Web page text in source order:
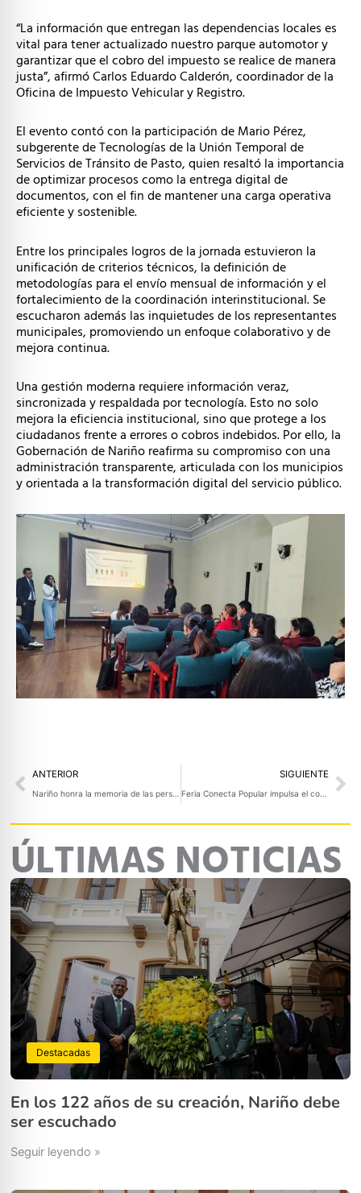
“La información que entregan las dependencias locales es
vital para tener actualizado nuestro parque automotor y
garantizar que el cobro del impuesto se realice de manera
justa”, afirmó Carlos Eduardo Calderón, coordinador de la
Oficina de Impuesto Vehicular y Registro.
El evento contó con la participación de Mario Pérez,
subgerente de Tecnologías de la Unión Temporal de
Servicios de Tránsito de Pasto, quien resaltó la importancia
de optimizar procesos como la entrega digital de
documentos, con el fin de mantener una carga operativa
eficiente y sostenible.
Entre los principales logros de la jornada estuvieron la
unificación de criterios técnicos, la definición de
metodologías para el envío mensual de información y el
fortalecimiento de la coordinación interinstitucional. Se
escucharon además las inquietudes de los representantes
municipales, promoviendo un enfoque colaborativo y de
mejora continua.
Una gestión moderna requiere información veraz,
sincronizada y respaldada por tecnología. Esto no solo
mejora la eficiencia institucional, sino que protege a los
ciudadanos frente a errores o cobros indebidos. Por ello, la
Gobernación de Nariño reafirma su compromiso con una
administración transparente, articulada con los municipios
y orientada a la transformación digital del servicio público.
Prev
ANTERIOR SIGUIENTE
Feria Conecta Popular impulsa el comercio local y fortalece la economía popular en el suroccidente colombiano
ÚLTIMAS NOTICIAS
Destacadas
En los 122 años de su creación, Nariño debe
ser escuchado
Seguir leyendo »